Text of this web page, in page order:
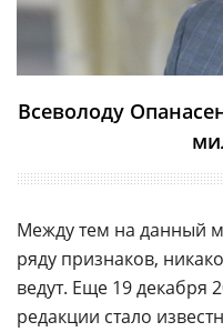
Всеволоду
Между тем на данный
ряду признаков,
ведут. Еще 19 декабря
редакции стало